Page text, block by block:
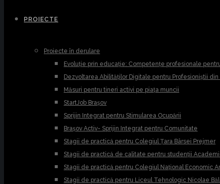
PROIECTE
Proiecte în derulare
Evoluție prin educație: Competențe profesionale
Dezvoltarea Abilităților Digitale pentru Profesioniștii
Măsuri pentru tineri activi pe piața muncii
StartJob Brașov
Sprijin Integrat pentru Stimularea Ocupării
Brașov Activ- Sprijin Integrat pentru Comunitate
Stagii de practică pentru Colegiul Țara Bârsei Prejmer
Stagii de practică de calitate pentru studenții
Stagii de practică pentru Colegiul Național Economic
Stagii de practică pentru Liceul Tehnologic Nicolae